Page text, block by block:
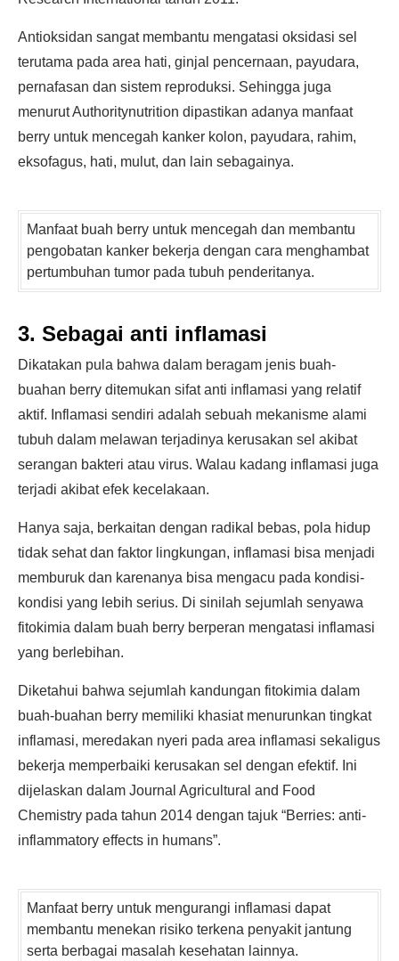
Antioksidan sangat membantu mengatasi oksidasi sel
terutama pada area hati, ginjal pencernaan, payudara,
pernafasan dan sistem reproduksi. Sehingga juga
menurut Authoritynutrition dipastikan adanya manfaat
berry untuk mencegah kanker kolon, payudara, rahim,
eksofagus, hati, mulut, dan lain sebagainya.
Manfaat buah berry untuk mencegah dan membantu
pengobatan kanker bekerja dengan cara menghambat
pertumbuhan tumor pada tubuh penderitanya.
3. Sebagai anti inflamasi
Dikatakan pula bahwa dalam beragam jenis buah-
buahan berry ditemukan sifat anti inflamasi yang relatif
aktif. Inflamasi sendiri adalah sebuah mekanisme alami
tubuh dalam melawan terjadinya kerusakan sel akibat
serangan bakteri atau virus. Walau kadang inflamasi juga
terjadi akibat efek kecelakaan.
Hanya saja, berkaitan dengan radikal bebas, pola hidup
tidak sehat dan faktor lingkungan, inflamasi bisa menjadi
memburuk dan karenanya bisa mengacu pada kondisi-
kondisi yang lebih serius. Di sinilah sejumlah senyawa
fitokimia dalam buah berry berperan mengatasi inflamasi
yang berlebihan.
Diketahui bahwa sejumlah kandungan fitokimia dalam
buah-buahan berry memiliki khasiat menurunkan tingkat
inflamasi, meredakan nyeri pada area inflamasi sekaligus
bekerja memperbaiki kerusakan sel dengan efektif. Ini
dijelaskan dalam Journal Agricultural and Food
Chemistry pada tahun 2014 dengan tajuk “Berries: anti-
inflammatory effects in humans”.
Manfaat berry untuk mengurangi inflamasi dapat
membantu menekan risiko terkena penyakit jantung
serta berbagai masalah kesehatan lainnya.